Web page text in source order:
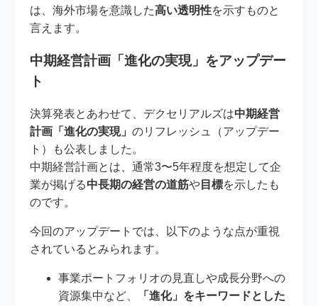
は、海外市場を意識した高い透明性を示すものと
言えます。
中期経営計画「進化の実現」をアップデー
ト
決算発表とあわせて、デクセリアルズは中期経営
計画「進化の実現」のリフレッシュ（アップデー
ト）も公表しました。
中期経営計画とは、通常3〜5年程度を想定して企
業が掲げる中長期の経営の道筋や 目標を示したも
のです。
今回のアップデートでは、以下のような点が重視
されているとみられます。
事業ポートフォリオの見直しや成長分野への
資源集中など、
「進化」をキーワードとした